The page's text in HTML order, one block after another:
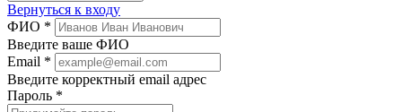
Вернуться к входу
ФИО *
Введите ваше ФИО
Email *
Введите корректный email адрес
Пароль *